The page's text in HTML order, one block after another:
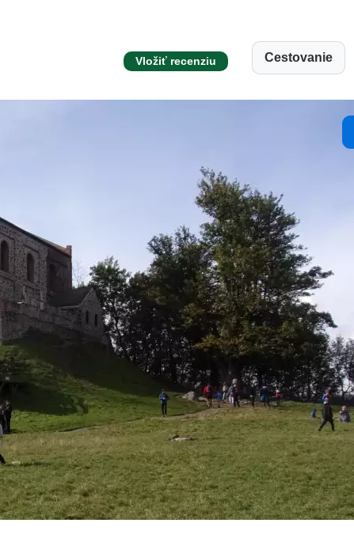
Vložiť recenziu Cestovanie